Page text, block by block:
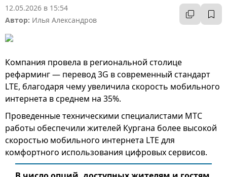
12.05.2026 в 15:54
Автор: Илья Александров
Компания провела в региональной столице
рефарминг — перевод 3G в современный стандарт
LTE, благодаря чему увеличила скорость мобильного
интернета в среднем на 35%.
Проведенные техническими специалистами МТС
работы обеспечили жителей Кургана более высокой
скоростью мобильного интернета LTE для
комфортного использования цифровых сервисов.